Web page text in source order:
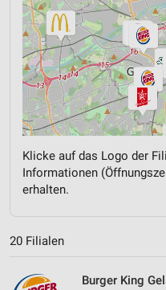
Klicke auf das Logo der
Informationen
erhalten.
20 Filialen
Burger King